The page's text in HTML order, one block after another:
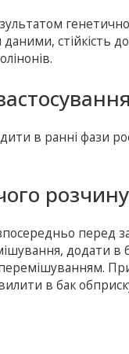
стійкість
в ранні фази
перед
додати в
в бак